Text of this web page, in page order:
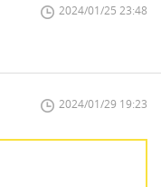
2024/01/25 23:48
2024/01/29 19:23